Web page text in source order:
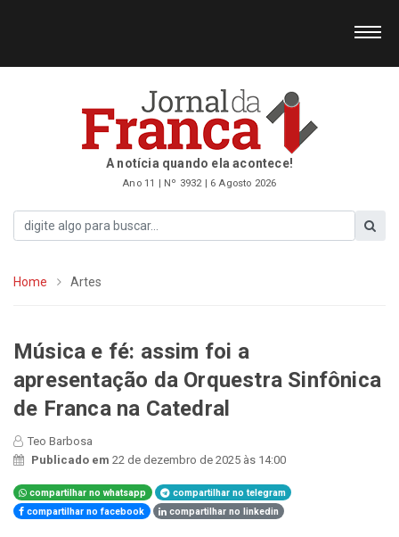
A notícia quando ela acontece!
Ano 11 | Nº 3932 | 6 Agosto 2026
Home Artes
Música e fé: assim foi a
apresentação da Orquestra Sinfônica
de Franca na Catedral
Teo Barbosa
Publicado em 22 de dezembro de 2025 às 14:00
compartilhar no whatsapp
compartilhar no telegram
compartilhar no facebook
compartilhar no linkedin